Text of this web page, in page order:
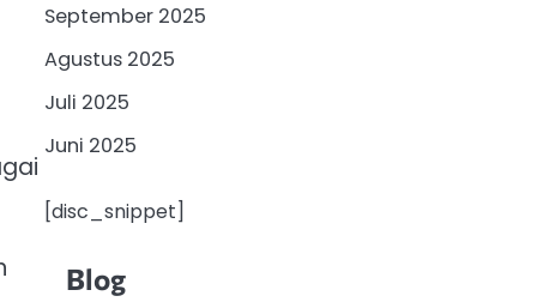
September 2025
Agustus 2025
Juli 2025
Juni 2025
[disc_snippet]
Blog